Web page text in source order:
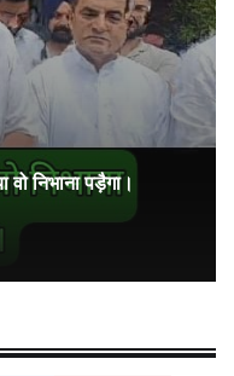
स्तर पर नाम रोशन किया मिशन
14, 2026 0
निभाना पड़ैगा।